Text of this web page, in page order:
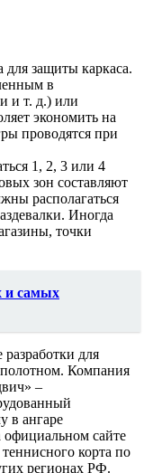
для защиты каркаса.
в
и т. д.) или
экономить на
проводятся при
1, 2, 3 или 4
зон составляют
располагаться
Иногда
точки
и самых
для
Компания
–
в ангаре
сайте
теннисного корта по
регионах РФ.